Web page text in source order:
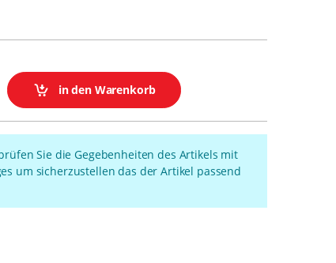
in den Warenkorb
Sie die Gegebenheiten des Artikels mit
um sicherzustellen das der Artikel passend